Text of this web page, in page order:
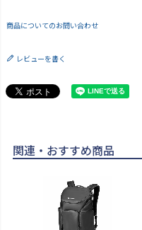
商品についてのお問い合わせ
レビューを書く
関連・おすすめ商品